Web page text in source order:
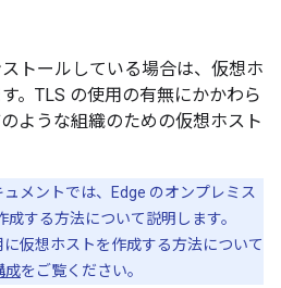
トールしている場合は、仮想ホ
。TLS の使用の有無にかかわら
ような組織のための仮想ホスト
ュメントでは、Edge のオンプレミス
する方法について説明します。
仮想ホストを作成する方法について
成をご覧ください。